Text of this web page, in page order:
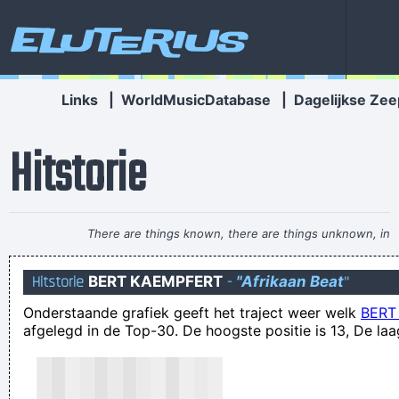
Eluterius
Links WorldMusicDatabase Dagelijkse
Hitstorie
There are things known, there are things unknown, in
between are doors~ Jim Morrison
een appeltje voor de vorst
je moet geen oude pinten van de toog halen
RodeCarp: misschien ben je zelf wel zielig...
Hitstorie BERT KAEMPFERT - "Afrikaan Beat"
Onderstaande grafiek geeft het traject weer welk
afgelegd in de Top-30. De hoogste positie is 13, De